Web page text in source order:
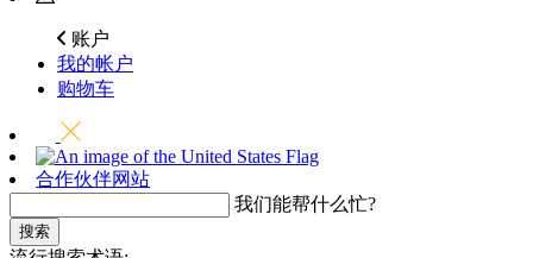
账户
我的帐户
购物车
合作伙伴网站
我们能帮什么忙?
搜索